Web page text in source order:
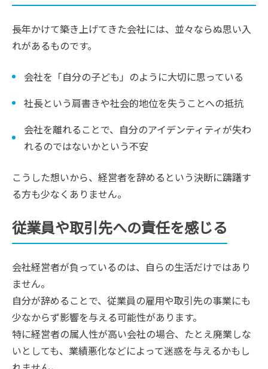
長年かけて築き上げてきた会社には、並々ならぬ思い入
れがあるものです。
会社を「自分の子ども」のように大切に思っている
社長という肩書きや社会的地位を失うことへの抵抗
会社を離れることで、自分のアイデンティティが失わ
れるのではないかという不安
こうした想いから、経営者を辞めるという決断に躊躇す
る方も少なくありません。
従業員や取引先への責任を感じる
会社経営者が負っているのは、自らの生活だけではあり
ません。
自分が辞めることで、従業員の雇用や取引先の事業にも
少なからず影響を与える可能性があります。
特に経営者の属人性が高い会社の場合、たとえ廃業しな
いとしても、業績悪化などによって迷惑を与えるかもし